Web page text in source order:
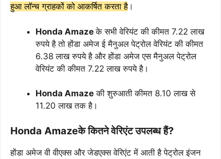
हुआ लॉन्च ग्राहकों को आकर्षित करता है।
Honda Amazeके सभी वेरियंट की कीमत 7.22 लाख
रुपये है तो होंडा अमेज ई मैनुअल पेट्रोल वेरियंट की कीमत
6.38 लाख रुपये है और होंडा अमेज एस मैनुअल पेट्रोल
वेरियंट की कीमत 7.22 लाख रुपये है।
Honda Amaze की शुरुआती कीमत 8.10 लाख से
11.20 लाख तक है।
Honda Amazeके कितने वेरिएंट उपलब्ध हैं?
होंडा अमेज वी वीएक्स और जेडएक्स वेरिएंट में आती है पेट्रोल इंजन